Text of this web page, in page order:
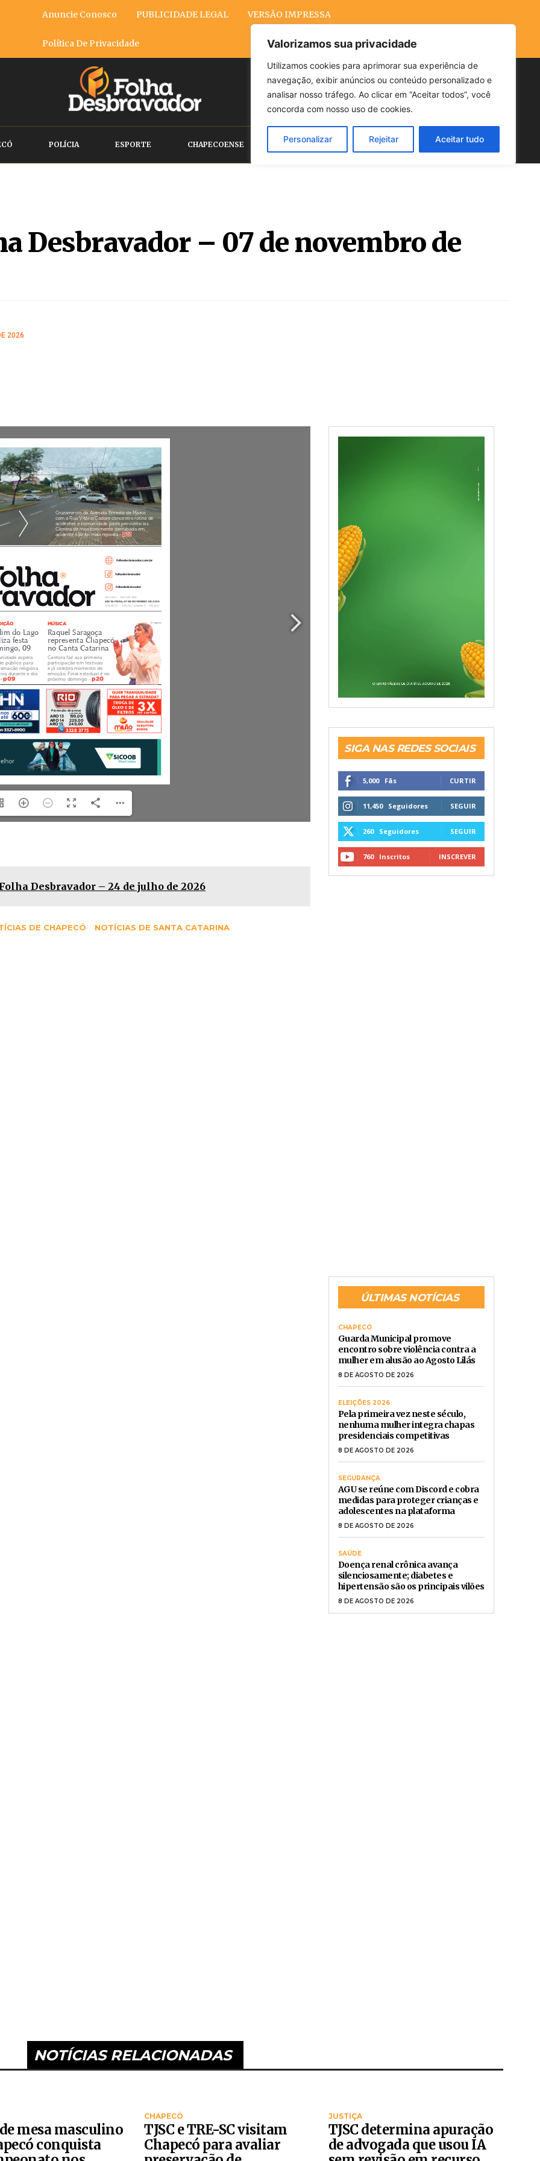
Valorizamos sua privacidade
Utilizamos cookies para aprimorar sua experiência de
navegação, exibir anúncios ou conteúdo personalizado e
analisar nosso tráfego. Ao clicar em “Aceitar todos”, você
concorda com nosso uso de cookies.
Personalizar Rejeitar Aceitar tudo
Anuncie Conosco PUBLICIDADE LEGAL VERSÃO IMPRESSA
Política De Privacidade
Buscar
POLÍCIA ESPORTE CHAPECOENSE POLÍTICA CLIMA ECONOMIA
Desbravador – 07 de novembro de
2026
Desbravador – 24 de julho de 2026
DE CHAPECÓ NOTÍCIAS DE SANTA CATARINA
SIGA NAS REDES SOCIAIS
5,000 Fãs CURTIR
11,450 Seguidores SEGUIR
260 Seguidores SEGUIR
760 Inscritos INSCREVER
ÚLTIMAS NOTÍCIAS
CHAPECÓ
Guarda Municipal promove
encontro sobre violência contra a
mulher em alusão ao Agosto Lilás
8 DE AGOSTO DE 2026
ELEIÇÕES 2026
Pela primeira vez neste século,
nenhuma mulher integra chapas
presidenciais competitivas
8 DE AGOSTO DE 2026
SEGURANÇA
AGU se reúne com Discord e cobra
medidas para proteger crianças e
adolescentes na plataforma
8 DE AGOSTO DE 2026
SAÚDE
Doença renal crônica avança
silenciosamente; diabetes e
hipertensão são os principais vilões
8 DE AGOSTO DE 2026
NOTÍCIAS RELACIONADAS
mesa masculino
conquista
CHAPECÓ
TJSC e TRE-SC visitam
Chapecó para avaliar
JUSTIÇA
TJSC determina apuração
de advogada que usou IA